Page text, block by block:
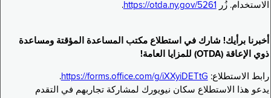
الاستخدام. زُر
https://otda.ny.gov/5261
.
أخبرنا برأيك! شارك في استطلاع مكتب المساعدة المؤقتة ومساعدة
ذوي الإعاقة (OTDA) للمزايا العامة!
رابط الاستطلاع: https://forms.office.com/g/iXXyiDETtG
.
يدعو هذا الاستطلاع سكان نيويورك لمشاركة تجاربهم في التقدم